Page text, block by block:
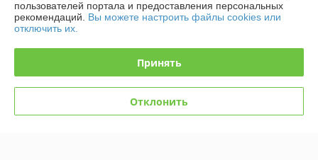
Контакты
Доставка и оплата
Полная версия сайта
пользователей портала и предоставления персональных
рекомендаций. Вы можете настроить файлы cookies или
отключить их.
Принять
Отклонить